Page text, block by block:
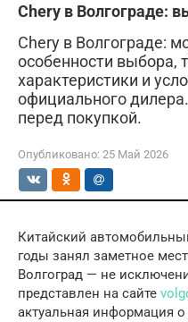
Chery в Волгограде:
Chery в Волгограде:
особенности выбора,
характеристики и
официального
перед покупкой.
Опубликовано: 25 Май 2026
Китайский
годы занял заметное
Волгоград — не
представлен на сайте
актуальная информация